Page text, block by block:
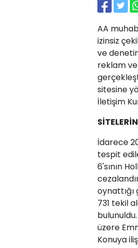
AA
izinsiz
ve
reklam
sitesine
İletişim
İdarece
tespit
6'sının
731 tekil
üzere
Konuya